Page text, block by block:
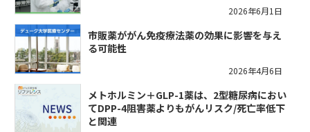
2026年6月1日
市販薬ががん免疫療法薬の効果に影響を与え
る可能性
2026年4月6日
メトホルミン＋GLP-1薬は、2型糖尿病におい
てDPP-4阻害薬よりもがんリスク/死亡率低下
と関連